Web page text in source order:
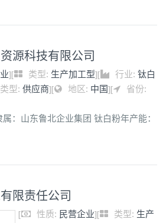
源科技有限公司
][ 类型: 生产加工型][ 行业: 钛白
型: 供应商][ 地区: 中国][
省份:
：山东鲁北企业集团 钛白粉年产能：
限责任公司
[ 性质: 民营企业][ 类型: 生产